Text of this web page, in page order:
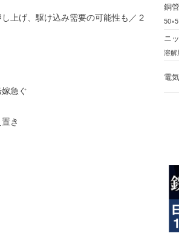
上げ、駆け込み需要の可能性も／２
急ぐ
き
銅管
ニ
溶解
電